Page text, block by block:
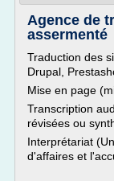
Agence de
assermenté
Traduction des
Drupal,
Mise en page
Transcription
révisées ou
Interprétariat
d'affaires et